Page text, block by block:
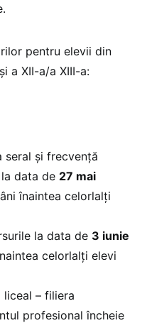
pentru elevii din
a XII-a/a XIII-a:
seral și frecvență
data de 27 mai
înaintea celorlalți
la data de 3 iunie
celorlalți elevi
liceal – filiera
profesional încheie